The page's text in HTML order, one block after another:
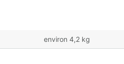
environ 4,2 kg